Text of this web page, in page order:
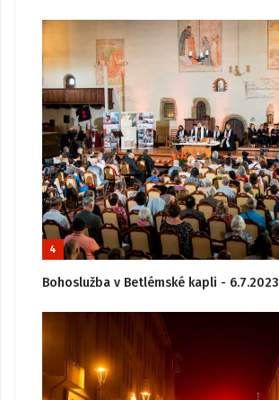
4
Bohoslužba v Betlémské kapli - 6.7.2023